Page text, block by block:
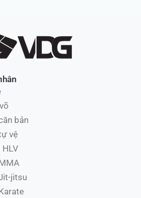
bản
vệ
HLV
jitsu